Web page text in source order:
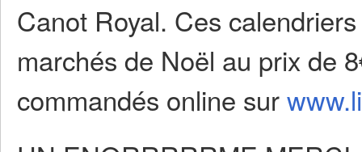
Canot Royal. Ces
marchés de Noël au prix de
commandés online sur